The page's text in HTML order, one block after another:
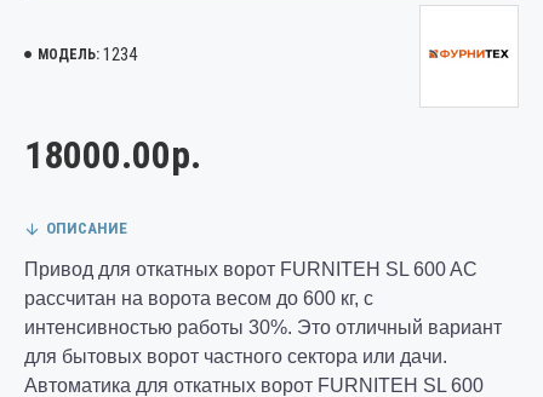
МОДЕЛЬ: 1234
18000.00р.
ОПИСАНИЕ
Привод для откатных ворот FURNITEH SL 600 AC
рассчитан на ворота весом до 600 кг, с
интенсивностью работы 30%. Это отличный вариант
для бытовых ворот частного сектора или дачи.
Автоматика для откатных ворот FURNITEH SL 600